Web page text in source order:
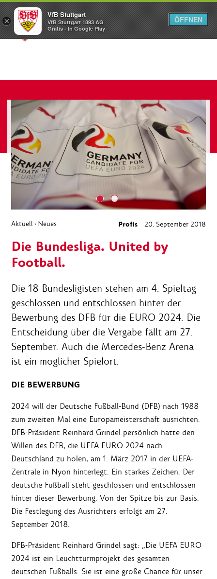
Menü
Aktuell › Neues Profis 20. September 2018
Die Bundesliga. United by
Football.
Die 18 Bundesligisten stehen am 4. Spieltag
geschlossen und entschlossen hinter der
Bewerbung des DFB für die EURO 2024. Die
Entscheidung über die Vergabe fällt am 27.
September. Auch die Mercedes-Benz Arena
ist ein möglicher Spielort.
DIE BEWERBUNG
2024 will der Deutsche Fußball-Bund (DFB) nach 1988
zum zweiten Mal eine Europameisterschaft ausrichten.
DFB-Präsident Reinhard Grindel persönlich hatte den
Willen des DFB, die UEFA EURO 2024 nach
Deutschland zu holen, am 1. März 2017 in der UEFA-
Zentrale in Nyon hinterlegt. Ein starkes Zeichen. Der
deutsche Fußball steht geschlossen und entschlossen
hinter dieser Bewerbung. Von der Spitze bis zur Basis.
Die Festlegung des Ausrichters erfolgt am 27.
September 2018.
DFB-Präsident Reinhard Grindel sagt: „Die UEFA EURO
2024 ist ein Leuchtturmprojekt des gesamten
deutschen Fußballs. Sie ist eine große Chance für unser
×
VfB Stuttgart
VfB Stuttgart 1893 AG
Gratis - In Google Play
ÖFFNEN